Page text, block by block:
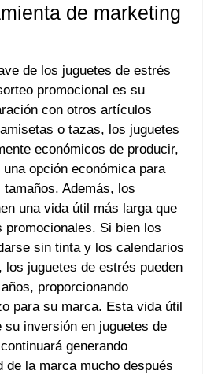
de marketing
de los juguetes de estrés
promocional es su
con otros artículos
o tazas, los juguetes
económicos de producir,
opción económica para
Además, los
una vida útil más larga que
Si bien los
sin tinta y los calendarios
juguetes de estrés pueden
proporcionando
para su marca. Esta vida útil
inversión en juguetes de
generando
la marca mucho después